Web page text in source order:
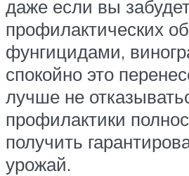
даже если вы
профилактических
фунгицидами,
спокойно это
лучше не
профилактики
получить
урожай.